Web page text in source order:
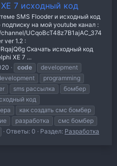
7 исходный код
SMS Flooder и исходный код
на мой youtube канал :
UCqoBcT48z7B1ajAC_374
ver 1.2 :
Скачать исходный код
XE 7 ...
code
development
programming
sms рассылка
бомбер
код
как создать смс бомбер
разработка
смс бомбер
Ответы: 0 Раздел: Разработка